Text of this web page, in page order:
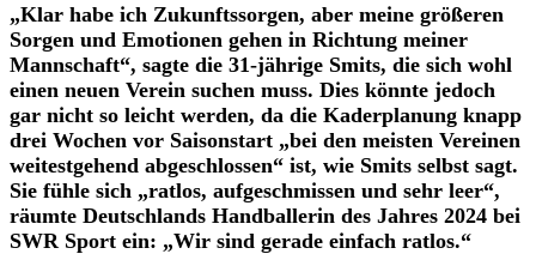
„Klar habe ich Zukunftssorgen, aber meine größeren
Sorgen und Emotionen gehen in Richtung meiner
Mannschaft“, sagte die 31-jährige Smits, die sich wohl
einen neuen Verein suchen muss. Dies könnte jedoch
gar nicht so leicht werden, da die Kaderplanung knapp
drei Wochen vor Saisonstart „bei den meisten Vereinen
weitestgehend abgeschlossen“ ist, wie Smits selbst sagt.
Sie fühle sich „ratlos, aufgeschmissen und sehr leer“,
räumte Deutschlands Handballerin des Jahres 2024 bei
SWR Sport ein: „Wir sind gerade einfach ratlos.“